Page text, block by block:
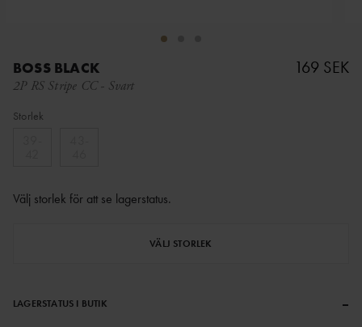
BOSS BLACK
2P RS Stripe CC - Svart
169 SEK
Storlek
Välj storlek för att se lagerstatus.
VÄLJ STORLEK
LAGERSTATUS I BUTIK –